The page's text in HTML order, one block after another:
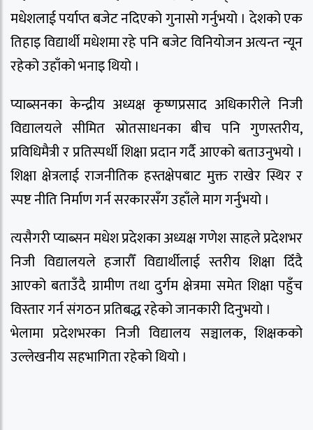
मधेशलाई पर्याप्त बजेट नदिएको गुनासो गर्नुभयो । देशको एक
तिहाइ विद्यार्थी मधेशमा रहे पनि बजेट विनियोजन अत्यन्त न्यून
रहेको उहाँको भनाइ थियो ।
प्याब्सनका केन्द्रीय अध्यक्ष कृष्णप्रसाद अधिकारीले निजी
विद्यालयले सीमित स्रोतसाधनका बीच पनि गुणस्तरीय,
प्रविधिमैत्री र प्रतिस्पर्धी शिक्षा प्रदान गर्दै आएको बताउनुभयो ।
शिक्षा क्षेत्रलाई राजनीतिक हस्तक्षेपबाट मुक्त राखेर स्थिर र
स्पष्ट नीति निर्माण गर्न सरकारसँग उहाँले माग गर्नुभयो ।
त्यसैगरी प्याब्सन मधेश प्रदेशका अध्यक्ष गणेश साहले प्रदेशभर
निजी विद्यालयले हजारौँ विद्यार्थीलाई स्तरीय शिक्षा दिँदै
आएको बताउँदै ग्रामीण तथा दुर्गम क्षेत्रमा समेत शिक्षा पहुँच
विस्तार गर्न संगठन प्रतिबद्ध रहेको जानकारी दिनुभयो ।
भेलामा प्रदेशभरका निजी विद्यालय सञ्चालक, शिक्षकको
उल्लेखनीय सहभागिता रहेको थियो ।